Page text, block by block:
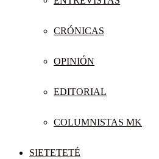
CRÓNICAS
OPINIÓN
EDITORIAL
COLUMNISTAS MK
SIETETETÉ